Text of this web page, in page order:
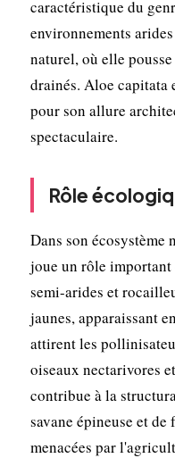
caractéristique du
environnements
naturel, où elle
drainés. Aloe capitata
pour son allure
spectaculaire.
Rôle
Dans son écosystème
joue un rôle important
semi-arides et
jaunes, apparaissant
attirent les
oiseaux nectarivores
contribue à la
savane épineuse et
menacées par